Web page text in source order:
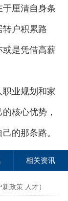
厘清自身条
户积累路
是凭借高薪
业规划和家
核心优势，
的那条路。
相关资讯
政策 人才）